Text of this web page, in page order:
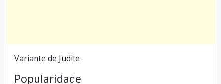
Variante de Judite
Popularidade